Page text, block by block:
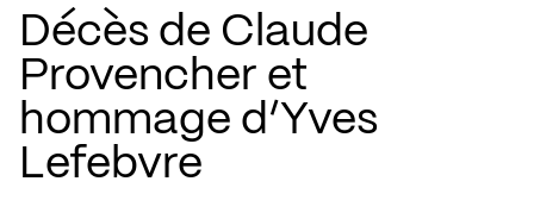
Décès de Claude
Provencher et
hommage d’Yves
Lefebvre